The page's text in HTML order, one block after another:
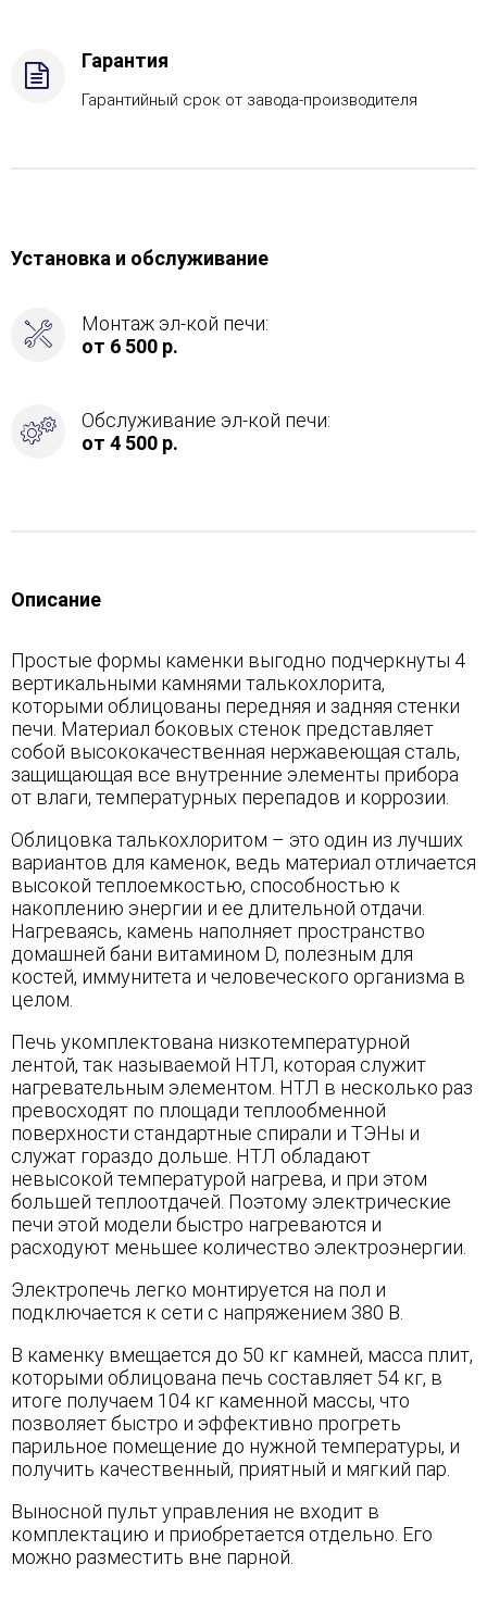
Гарантия
Гарантийный срок от завода-производителя
Установка и обслуживание
Монтаж эл-кой печи:
от 6 500 р.
Обслуживание эл-кой печи:
от 4 500 р.
Описание
Простые формы каменки выгодно подчеркнуты 4
вертикальными камнями талькохлорита,
которыми облицованы передняя и задняя стенки
печи. Материал боковых стенок представляет
собой высококачественная нержавеющая сталь,
защищающая все внутренние элементы прибора
от влаги, температурных перепадов и коррозии.
Облицовка талькохлоритом – это один из лучших
вариантов для каменок, ведь материал отличается
высокой теплоемкостью, способностью к
накоплению энергии и ее длительной отдачи.
Нагреваясь, камень наполняет пространство
домашней бани витамином D, полезным для
костей, иммунитета и человеческого организма в
целом.
Печь укомплектована низкотемпературной
лентой, так называемой НТЛ, которая служит
нагревательным элементом. НТЛ в несколько раз
превосходят по площади теплообменной
поверхности стандартные спирали и ТЭНы и
служат гораздо дольше. НТЛ обладают
невысокой температурой нагрева, и при этом
большей теплоотдачей. Поэтому электрические
печи этой модели быстро нагреваются и
расходуют меньшее количество электроэнергии.
Электропечь легко монтируется на пол и
подключается к сети с напряжением 380 В.
В каменку вмещается до 50 кг камней, масса плит,
которыми облицована печь составляет 54 кг, в
итоге получаем 104 кг каменной массы, что
позволяет быстро и эффективно прогреть
парильное помещение до нужной температуры, и
получить качественный, приятный и мягкий пар.
Выносной пульт управления не входит в
комплектацию и приобретается отдельно. Его
можно разместить вне парной.